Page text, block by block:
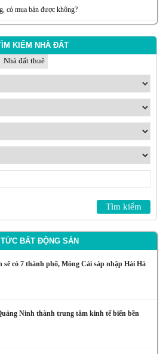
KIẾM NHÀ ĐẤT
Nhà đất thuê
BẤT ĐỘNG SẢN
sẽ có 7 thành phố, Móng Cái sáp nhập Hải Hà
Ninh thành trung tâm kinh tế biển bền
có mua bán được không?